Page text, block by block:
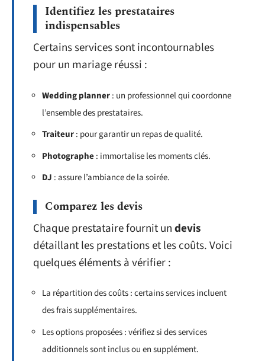
Identifiez les prestataires
indispensables
Certains services sont incontournables
pour un mariage réussi :
Wedding planner: un professionnel qui coordonne
l’ensemble des prestataires.
Traiteur: pour garantir un repas de qualité.
Photographe: immortalise les moments clés.
DJ : assure l’ambiance de la soirée.
Comparez les devis
Chaque prestataire fournit undevis
détaillant les prestations et les coûts. Voici
quelques éléments à vérifier :
La répartition des coûts : certains services incluent
des frais supplémentaires.
Les options proposées : vérifiez si des services
additionnels sont inclus ou en supplément.